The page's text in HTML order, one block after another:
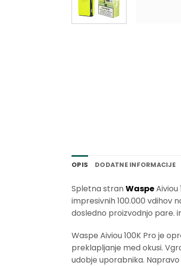
OPIS DODATNE INFORMACIJE
Spletna stranWaspe
impresivnih 100.000 vdihov
dosledno proizvodnjo pare.
Waspe Aiviou 100K Pro je
preklapljanje med okusi.
udobje uporabnika.